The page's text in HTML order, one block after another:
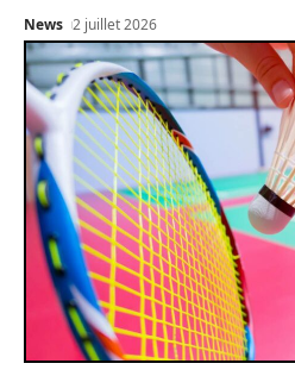
News 2 juillet 2026